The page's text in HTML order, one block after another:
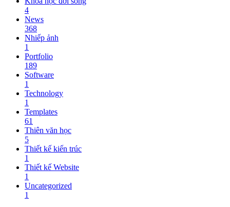
4
News
368
Nhiếp ảnh
1
Portfolio
189
Software
1
Technology
1
Templates
61
Thiên văn học
5
Thiết kế kiến trúc
1
Thiết kế Website
1
Uncategorized
1